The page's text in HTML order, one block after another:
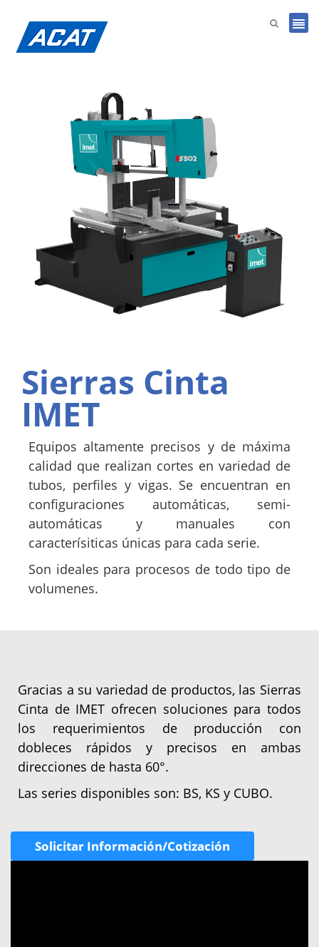
Sierras Cinta
IMET
Equipos altamente precisos y de máxima
calidad que realizan cortes en variedad de
tubos, perfiles y vigas. Se encuentran en
configuraciones automáticas, semi-
automáticas y manuales con
caracterísiticas únicas para cada serie.
Son ideales para procesos de todo tipo de
volumenes.
Gracias a su variedad de productos, las Sierras
Cinta de IMET ofrecen soluciones para todos
los requerimientos de producción con
dobleces rápidos y precisos en ambas
direcciones de hasta 60°.
Las series disponibles son: BS, KS y CUBO.
Solicitar Información/Cotización